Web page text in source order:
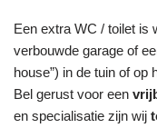
Een extra WC / toilet is
verbouwde garage of
house”) in de tuin of op
Bel gerust voor een
en specialisatie zijn wij